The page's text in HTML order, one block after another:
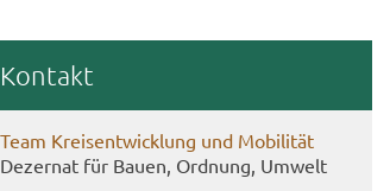
Kon­takt
Team Kreis­ent­wick­lung und Mo­bi­li­tät
De­zer­nat für Bauen, Ord­nung, Um­welt